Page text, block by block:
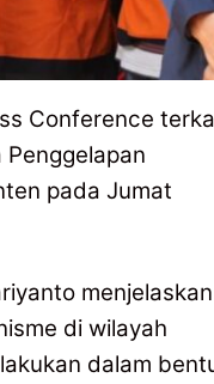
Conference
pada Jumat
menjelaskan
di wilayah
dalam